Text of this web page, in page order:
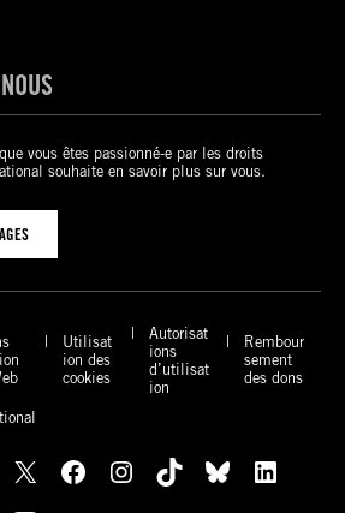
vous êtes passionné-e par les droits
souhaite en savoir plus sur vous.
Utilisat
ion des
cookies
Autorisat
ions
d’utilisat
ion
Rembour
sement
des dons
X Facebook Instagram TikTok Bluesky
LinkedIn